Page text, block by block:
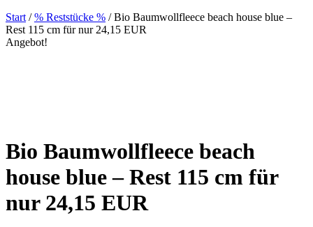
Start /% Reststücke % / Bio Baumwollfleece beach house blue –
Rest 115 cm für nur 24,15 EUR
Angebot!
Bio Baumwollfleece beach
house blue – Rest 115 cm für
nur 24,15 EUR